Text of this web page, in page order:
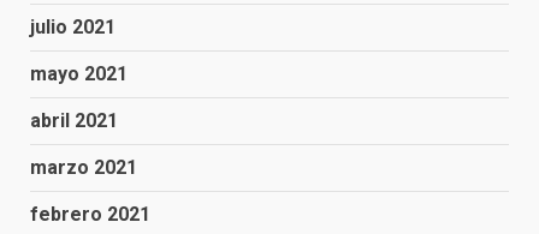
julio 2021
mayo 2021
abril 2021
marzo 2021
febrero 2021